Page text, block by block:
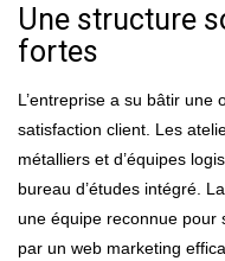
Une structure
fortes
L’entreprise a su bâtir
satisfaction client. Les
métalliers et d’équipes
bureau d’études intégré.
une équipe reconnue pour
par un web marketing